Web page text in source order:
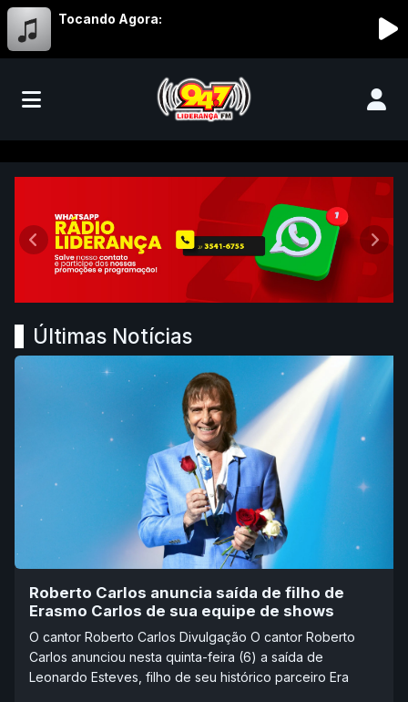
Tocando Agora:
Liderança FM 94,7 - Abaeté/MG
Anterior
Últimas Notícias
Roberto Carlos anuncia saída de filho de
Erasmo Carlos de sua equipe de shows
O cantor Roberto Carlos Divulgação O cantor Roberto
Carlos anunciou nesta quinta-feira (6) a saída de
Leonardo Esteves, filho de seu histórico parceiro Era